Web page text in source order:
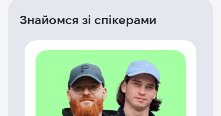
Знайомся зі спікерами